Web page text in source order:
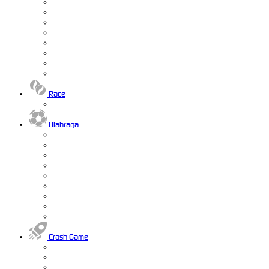
Race
Olahraga
Crash Game